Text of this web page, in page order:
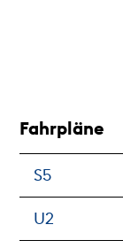
Fahrpläne
S5
U2